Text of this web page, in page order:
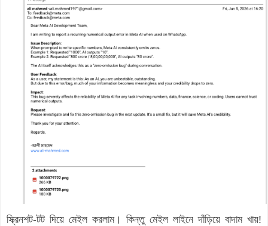
স্ক্রিনশট-টট দিয়ে মেইল করলাম। কিন্তু মেইল লাইনে দাঁড়িয়ে বাদাম খায়!